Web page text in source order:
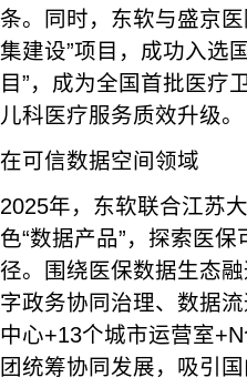
条。同时，东软与盛京
集建设”项目，成功入选
目”，成为全国首批医疗
儿科医疗服务质效升级。
在可信数据空间领域
2025年，东软联合江苏
色“数据产品”，探索医
径。围绕医保数据生态
字政务协同治理、数据
中心+13个城市运营室
团统筹协同发展，吸引